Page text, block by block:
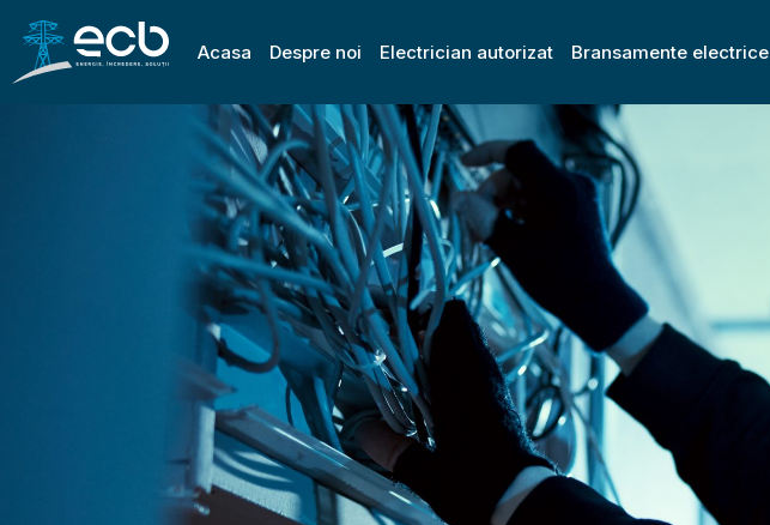
Acasa Despre noi Electrician autorizat Bransamente electrice